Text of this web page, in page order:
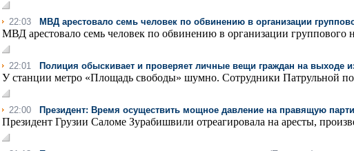
22:03 МВД арестовало семь человек по обвинению в организации
МВД арестовало семь человек по обвинению в организации группового
22:01 Полиция обыскивает и проверяет личные вещи граждан на выходе
У станции метро «Площадь свободы» шумно. Сотрудники Патрульной
22:00 Президент: Время осуществить мощное давление на правящую
Президент Грузии Саломе Зурабишвили отреагировала на аресты,